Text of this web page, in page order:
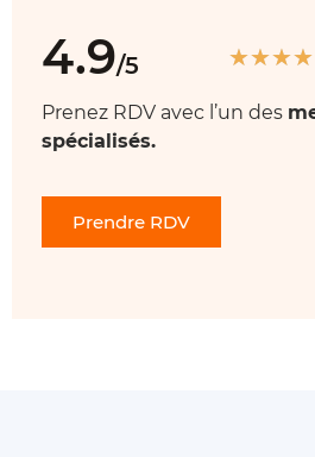
4.9/5 ★★★★
Prenez RDV avec l’un des
spécialisés.
Prendre RDV